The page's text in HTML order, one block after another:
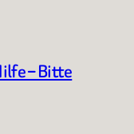
– Bitte